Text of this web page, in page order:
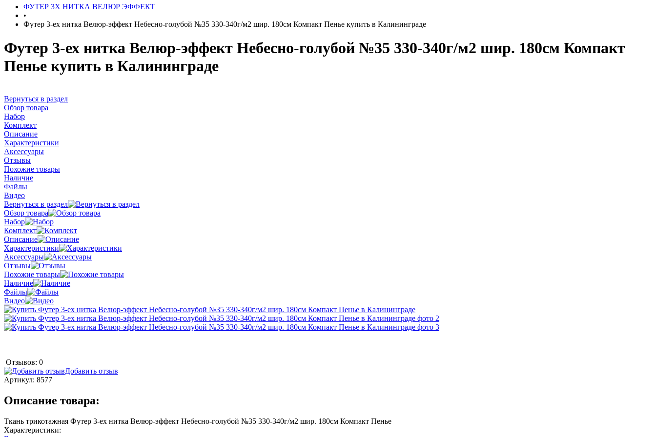
ФУТЕР 3Х НИТКА ВЕЛЮР ЭФФЕКТ
•
Футер 3-ех нитка Велюр-эффект Небесно-голубой №35 330-340г/м2 шир. 180см Компакт Пенье купить в Калининграде
Футер 3-ех нитка Велюр-эффект Небесно-голубой №35 330-340г/м2 шир. 180см Компакт
Пенье купить в Калининграде
Вернуться в раздел
Обзор товара
Набор
Комплект
Описание
Характеристики
Аксессуары
Отзывы
Похожие товары
Наличие
Файлы
Видео
Вернуться в раздел
Обзор товара
Набор
Комплект
Описание
Характеристики
Аксессуары
Отзывы
Похожие товары
Наличие
Файлы
Видео
Отзывов: 0
Добавить отзыв
Артикул: 8577
Описание товара:
Ткань трикотажная Футер 3-ех нитка Велюр-эффект Небесно-голубой №35 330-340г/м2 шир. 180см Компакт Пенье
Характеристики: